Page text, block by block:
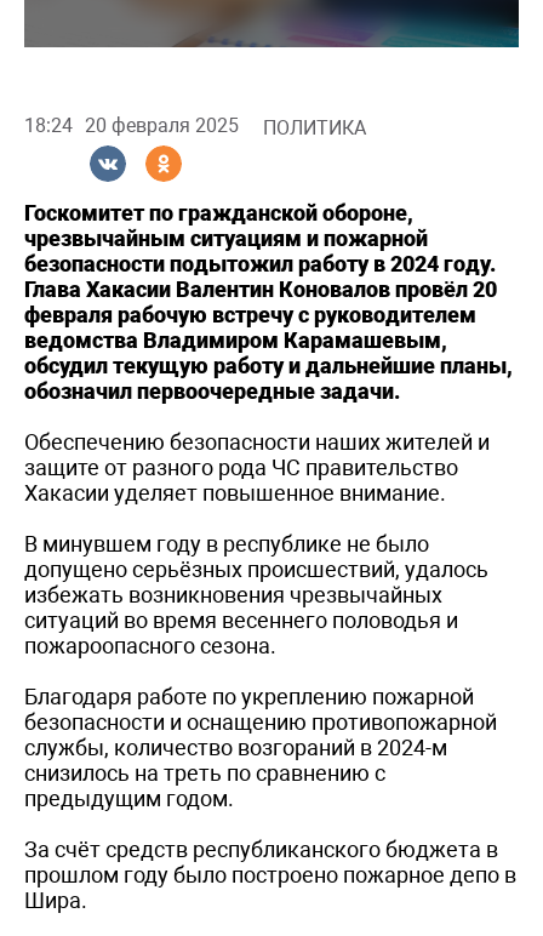
18:24 20 февраля 2025 ПОЛИТИКА
Госкомитет по гражданской обороне,
чрезвычайным ситуациям и пожарной
безопасности подытожил работу в 2024 году.
Глава Хакасии Валентин Коновалов провёл 20
февраля рабочую встречу с руководителем
ведомства Владимиром Карамашевым,
обсудил текущую работу и дальнейшие планы,
обозначил первоочередные задачи.
Обеспечению безопасности наших жителей и
защите от разного рода ЧС правительство
Хакасии уделяет повышенное внимание.
В минувшем году в республике не было
допущено серьёзных происшествий, удалось
избежать возникновения чрезвычайных
ситуаций во время весеннего половодья и
пожароопасного сезона.
Благодаря работе по укреплению пожарной
безопасности и оснащению противопожарной
службы, количество возгораний в 2024-м
снизилось на треть по сравнению с
предыдущим годом.
За счёт средств республиканского бюджета в
прошлом году было построено пожарное депо в
Шира.